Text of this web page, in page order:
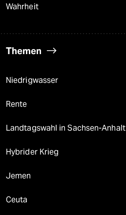
Wahrheit
Themen
Niedrigwasser
Rente
Landtagswahl in Sachsen-Anhalt
Hybrider Krieg
Jemen
Ceuta